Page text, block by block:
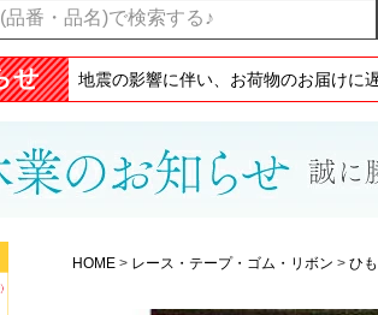
せ 地震の影響に伴い、お荷物のお届けに
HOME レース・テープ・ゴム・リボン ひ